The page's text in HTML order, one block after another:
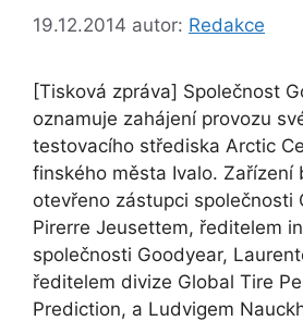
19.12.2014 autor: Redakce
[Tisková zpráva] Společnost
oznamuje zahájení provozu
testovacího střediska Arctic
finského města Ivalo. Zařízení
otevřeno zástupci společnosti
Pirerre Jeusettem, ředitelem
společnosti Goodyear,
ředitelem divize Global Tire
Prediction, a Ludvigem